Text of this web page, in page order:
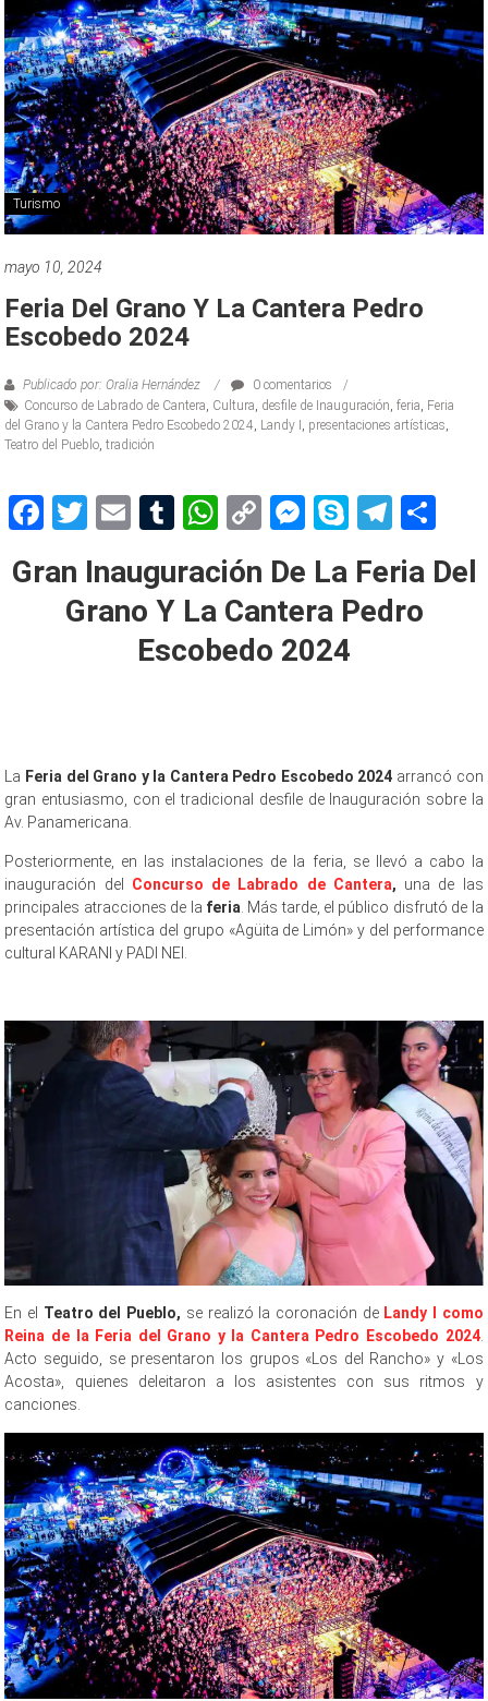
Turismo
mayo 10, 2024
Feria Del Grano Y La Cantera Pedro
Escobedo 2024
Publicado por: Oralia Hernández
0 comentarios
Concurso de Labrado de Cantera Cultura desfile de Inauguración ,feria Feria
del Grano y la Cantera Pedro Escobedo 2024 Landy I presentaciones artísticas
Teatro del Pueblo ,tradición
Facebook
Twitter
EmailTumblr
WhatsApp
CopyMessenger
Skype
Gran Inauguración De La Feria Del
Grano Y La Cantera Pedro
Escobedo 2024
La Feria del Grano y la Cantera Pedro Escobedo 2024 arrancó con
gran entusiasmo, con el tradicional desfile de Inauguración sobre la
Av. Panamericana.
Posteriormente, en las instalaciones de la feria, se llevó a cabo la
inauguración del Concurso de Labrado de Cantera, una de las
principales atracciones de la feria . Más tarde, el público disfrutó de la
presentación artística del grupo «Agüita de Limón» y del performance
cultural KARANI y PADI NEI.
En el Teatro del Pueblo, se realizó la coronación de Landy I como
Reina de la Feria del Grano y la Cantera Pedro Escobedo 2024.
Acto seguido, se presentaron los grupos «Los del Rancho» y «Los
Acosta», quienes deleitaron a los asistentes con sus ritmos y
canciones.